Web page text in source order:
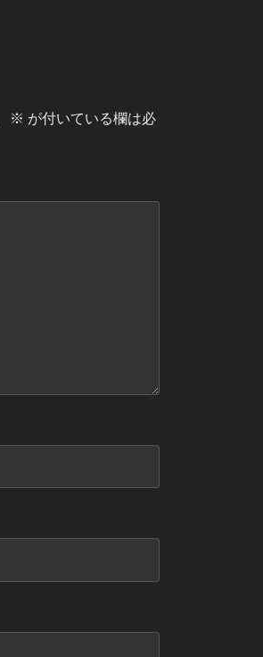
※ が付いている欄は必